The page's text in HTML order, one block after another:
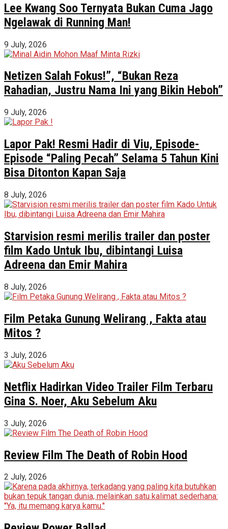
Lee Kwang Soo Ternyata Bukan Cuma Jago
Ngelawak di Running Man!
9 July, 2026
Netizen Salah Fokus!”, “Bukan Reza
Rahadian, Justru Nama Ini yang Bikin Heboh”
9 July, 2026
Lapor Pak! Resmi Hadir di Viu, Episode-
Episode “Paling Pecah” Selama 5 Tahun Kini
Bisa Ditonton Kapan Saja
8 July, 2026
Starvision resmi merilis trailer dan poster
film Kado Untuk Ibu, dibintangi Luisa
Adreena dan Emir Mahira
8 July, 2026
Film Petaka Gunung Welirang , Fakta atau
Mitos ?
3 July, 2026
Netflix Hadirkan Video Trailer Film Terbaru
Gina S. Noer, Aku Sebelum Aku
3 July, 2026
Review Film The Death of Robin Hood
2 July, 2026